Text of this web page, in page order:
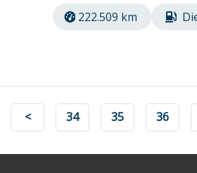
222.509 km
< 34 35 36